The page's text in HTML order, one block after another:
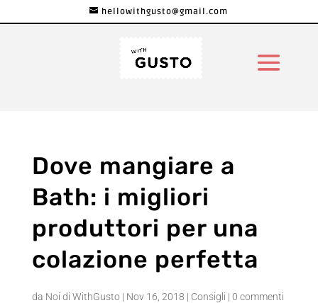
hellowithgusto@gmail.com
Dove mangiare a
Bath: i migliori
produttori per una
colazione perfetta
da Noi di WithGusto| Nov 16, 2018 | Consigli | 0 commenti